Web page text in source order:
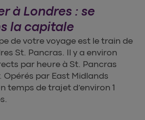
à Londres : se
la capitale
de votre voyage est le train de
St. Pancras. Il y a environ
par heure à St. Pancras
Opérés par East Midlands
temps de trajet d’environ 1